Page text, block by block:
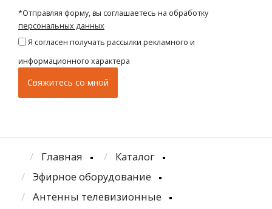
*Отправляя форму, вы соглашаетесь на обработку
персональных данных
Я согласен получать рассылки рекламного и
информационного характера
Главная
Каталог
Эфирное оборудование
Антенны телевизионные